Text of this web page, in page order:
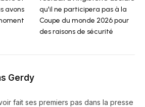
avons
qu'il ne participera pas à la
Coupe du monde 2026 pour
des raisons de sécurité
Gerdy
fait ses premiers pas dans la presse